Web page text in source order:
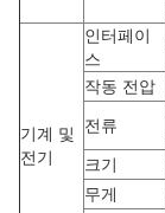
기계 및
전기
인터페이
스
작동 전압
전류
크기
무게